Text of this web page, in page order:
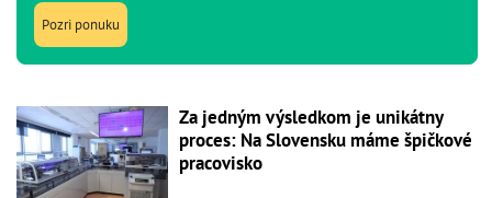
Pozri ponuku
Za jedným výsledkom je unikátny
proces: Na Slovensku máme špičkové
pracovisko